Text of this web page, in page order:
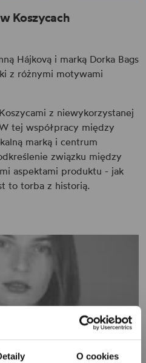
O cookies
Koszycach
Hájkovą i marką Dorka Bags
z różnymi motywami
z niewykorzystanej
tej współpracy między
marką i centrum
związku między
aspektami produktu - jak
to torba z historią.